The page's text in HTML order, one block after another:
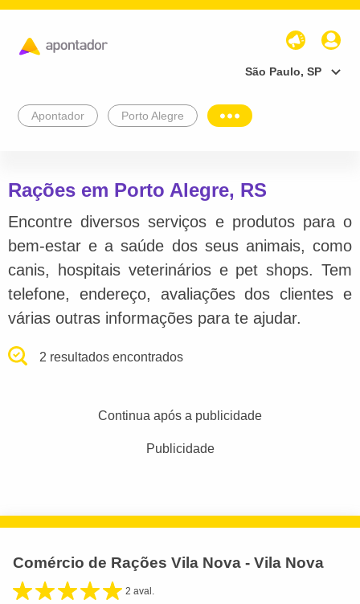
São Paulo, SP
Apontador Porto Alegre
Rações em Porto Alegre, RS
Encontre diversos serviços e produtos para o
bem-estar e a saúde dos seus animais, como
canis, hospitais veterinários e pet shops. Tem
telefone, endereço, avaliações dos clientes e
várias outras informações para te ajudar.
2 resultados encontrados
Continua após a publicidade
Publicidade
Comércio de Rações Vila Nova - Vila Nova
2 aval.